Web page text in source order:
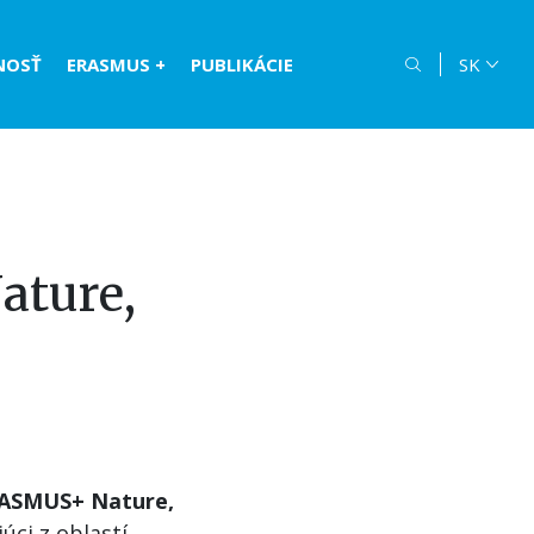
ERASMUS + PUBLIKÁCIE SK
Nature,